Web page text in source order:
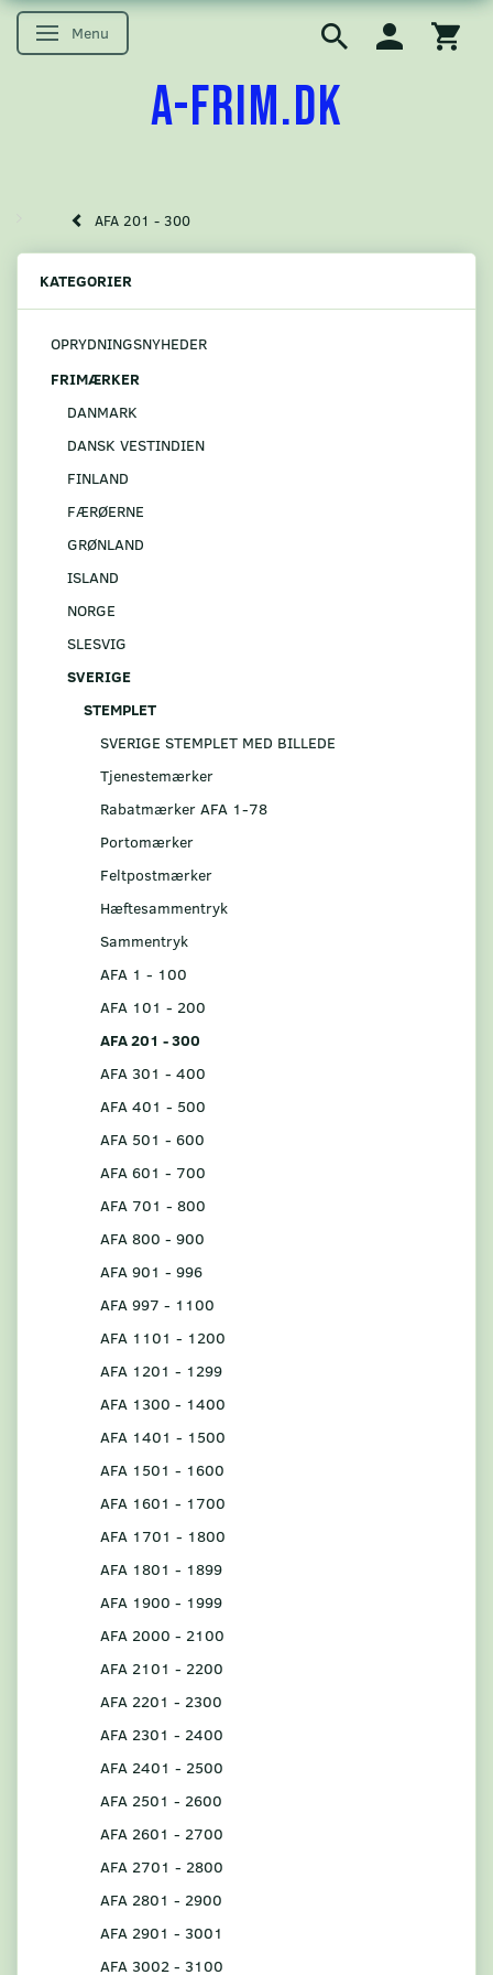
Skifte navigation
Menu
A-FRIM.DK
AFA 201 - 300
KATEGORIER
OPRYDNINGSNYHEDER
FRIMÆRKER
DANMARK
DANSK VESTINDIEN
FINLAND
FÆRØERNE
GRØNLAND
ISLAND
NORGE
SLESVIG
SVERIGE
STEMPLET
SVERIGE STEMPLET MED BILLEDE
Tjenestemærker
Rabatmærker AFA 1-78
Portomærker
Feltpostmærker
Hæftesammentryk
Sammentryk
AFA 1 - 100
AFA 101 - 200
AFA 201 - 300
AFA 301 - 400
AFA 401 - 500
AFA 501 - 600
AFA 601 - 700
AFA 701 - 800
AFA 800 - 900
AFA 901 - 996
AFA 997 - 1100
AFA 1101 - 1200
AFA 1201 - 1299
AFA 1300 - 1400
AFA 1401 - 1500
AFA 1501 - 1600
AFA 1601 - 1700
AFA 1701 - 1800
AFA 1801 - 1899
AFA 1900 - 1999
AFA 2000 - 2100
AFA 2101 - 2200
AFA 2201 - 2300
AFA 2301 - 2400
AFA 2401 - 2500
AFA 2501 - 2600
AFA 2601 - 2700
AFA 2701 - 2800
AFA 2801 - 2900
AFA 2901 - 3001
AFA 3002 - 3100